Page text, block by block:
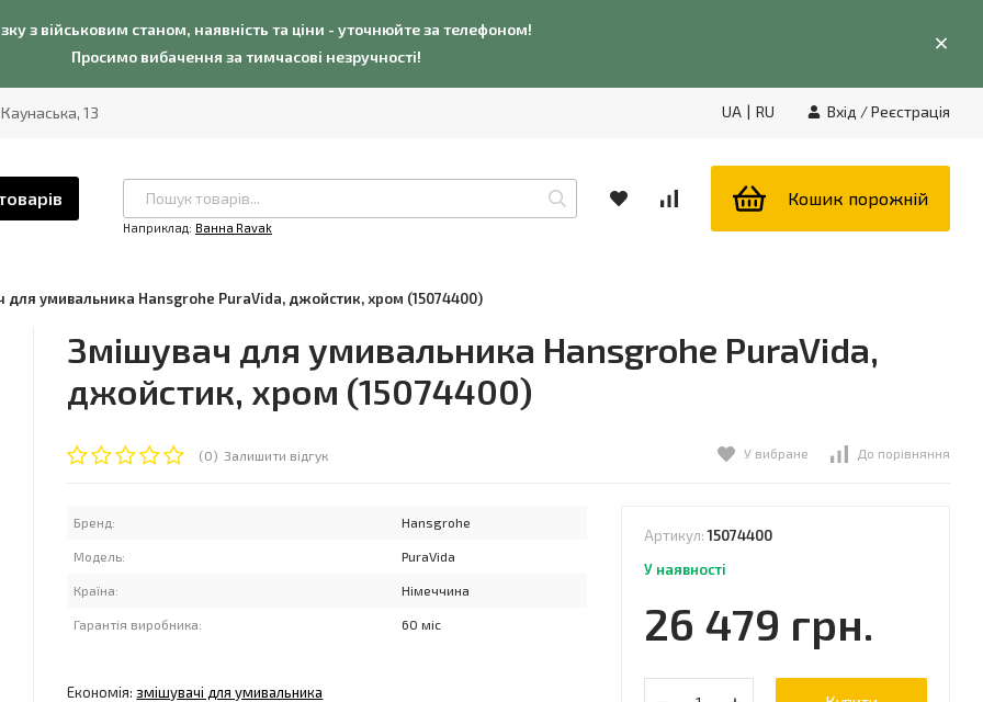
з військовим станом, наявність та ціни - уточнюйте за телефоном!
Просимо вибачення за тимчасові незручності!
13 UA | RU Вхід /Реєстрація
Наприклад: Ванна Ravak
Кошик порожній
для умивальника Hansgrohe PuraVida, джойстик, хром (15074400)
Змішувач для умивальника Hansgrohe PuraVida,
джойстик, хром (15074400)
(0) Залишити відгук У вибране До порівняння
Бренд: Hansgrohe
Модель: PuraVidа
Країна: Німеччина
Гарантія виробника: 60 міс
Економія: змішувачі для умивальника
Артикул:15074400
У наявності
26 479 грн.